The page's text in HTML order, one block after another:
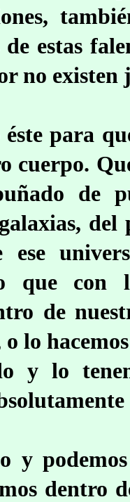
estas
no
para
cuerpo.
de
ese
que con
de
lo
y lo
y
dentro